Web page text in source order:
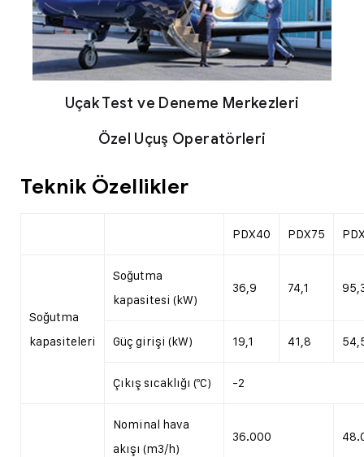
Uçak Test ve Deneme Merkezleri
Özel Uçuş Operatörleri
Teknik Özellikler
PDX40 PDX75
Soğutma
kapasiteleri
Soğutma
kapasitesi (kW)
36,9 74,1
Güç girişi (kW) 19,1 41,8
Çıkış sıcaklığı (ºC) -2
Nominal hava
akışı (m3/h)
36.000